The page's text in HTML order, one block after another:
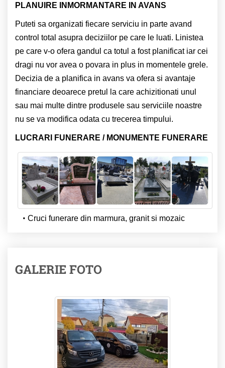
PLANUIRE INMORMANTARE IN AVANS
Puteti sa organizati fiecare serviciu in parte avand
control total asupra deciziilor pe care le luati. Linistea
pe care v-o ofera gandul ca totul a fost planificat iar cei
dragi nu vor avea o povara in plus in momentele grele.
Decizia de a planifica in avans va ofera si avantaje
financiare deoarece pretul la care achizitionati unul
sau mai multe dintre produsele sau serviciile noastre
nu se va modifica odata cu trecerea timpului.
LUCRARI FUNERARE / MONUMENTE FUNERARE
Cruci funerare din marmura, granit si mozaic
GALERIE FOTO